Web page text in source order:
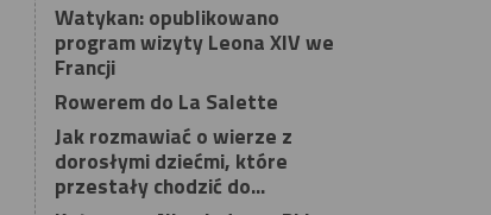
Watykan: opublikowano
program wizyty Leona XIV we
Francji
Rowerem do La Salette
Jak rozmawiać o wierze z
dorosłymi dziećmi, które
przestały chodzić do...